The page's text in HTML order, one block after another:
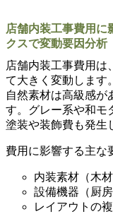
店舗内装工事費用に
クスで変動要因分析
店舗内装工事費用は
て大きく変動します
自然素材は高級感が
す。グレー系や和モ
塗装や装飾費も発生
費用に影響する主な
内装素材（木
設備機器（厨
レイアウトの